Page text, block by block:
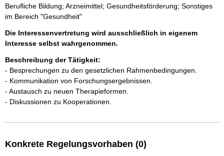
Berufliche Bildung; Arzneimittel; Gesundheitsförderung; Sonstiges
im Bereich "Gesundheit"
Die Interessenvertretung wird ausschließlich in eigenem
Interesse selbst wahrgenommen.
Beschreibung der Tätigkeit:
- Besprechungen zu den gesetzlichen Rahmenbedingungen.
- Kommunikation von Forschungsergebnissen.
- Austausch zu neuen Therapieformen.
- Diskussionen zu Kooperationen.
Konkrete Regelungsvorhaben (0)